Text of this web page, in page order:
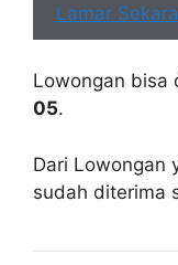
Lamar
Lowongan bisa
05.
Dari Lowongan
sudah diterima